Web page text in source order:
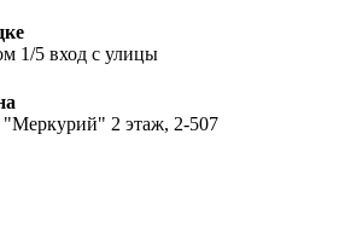
1/5 вход с улицы
2 этаж, 2-507